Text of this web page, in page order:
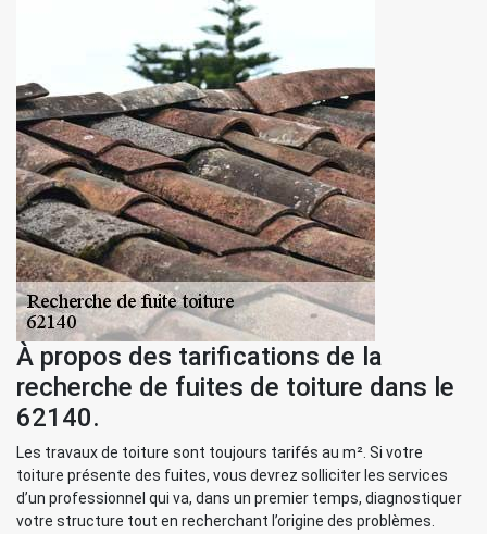
À propos des tarifications de la
recherche de fuites de toiture dans le
62140.
Les travaux de toiture sont toujours tarifés au m². Si votre
toiture présente des fuites, vous devrez solliciter les services
d’un professionnel qui va, dans un premier temps, diagnostiquer
votre structure tout en recherchant l’origine des problèmes.